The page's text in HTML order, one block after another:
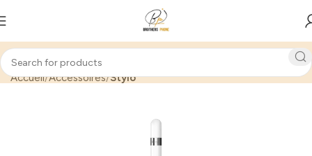
Accueil Accessoires Stylo